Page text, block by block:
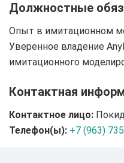
Должностные
Опыт в имитационном
Уверенное владение
имитационного
Контактная
Контактное лицо:
Телефон(ы): +7 (963)